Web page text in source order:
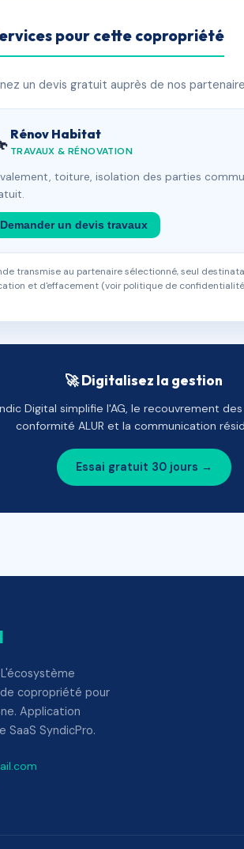
pour cette copropriété
un devis gratuit auprès de nos
Rénov Habitat
TRAVAUX & RÉNOVATION
toiture, isolation des parties
Demander un devis travaux
transmise au partenaire sélectionné, seul
et d'effacement (voir politique de
🚀 Digitalisez la gestion
Digital simplifie l'AG, le recouvrement des
conformité ALUR et la communication
Essai gratuit 30 jours →
copropriété pour
Application
SyndicPro.